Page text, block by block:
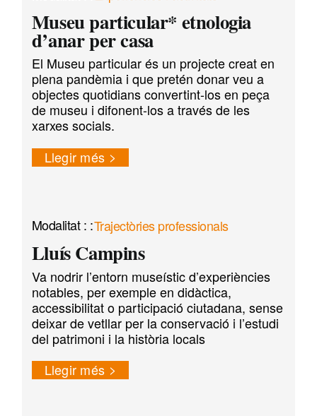
Museu particular* etnologia
d’anar per casa
El Museu particular és un projecte creat en
plena pandèmia i que pretén donar veu a
objectes quotidians convertint-los en peça
de museu i difonent-los a través de les
xarxes socials.
Llegir més
Trajectòries professionals
Lluís Campins
Va nodrir l’entorn museístic d’experiències
notables, per exemple en didàctica,
accessibilitat o participació ciutadana, sense
deixar de vetllar per la conservació i l’estudi
del patrimoni i la història locals
Llegir més